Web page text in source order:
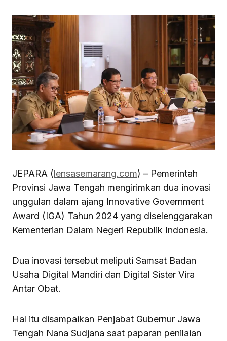
JEPARA (lensasemarang.com) – Pemerintah
Provinsi Jawa Tengah mengirimkan dua inovasi
unggulan dalam ajang Innovative Government
Award (IGA) Tahun 2024 yang diselenggarakan
Kementerian Dalam Negeri Republik Indonesia.
Dua inovasi tersebut meliputi Samsat Badan
Usaha Digital Mandiri dan Digital Sister Vira
Antar Obat.
Hal itu disampaikan Penjabat Gubernur Jawa
Tengah Nana Sudjana saat paparan penilaian